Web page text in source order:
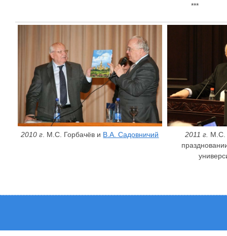
***
2010 г . М.С. Горбачёв и В.А. Садовничий 2011 г. М.С.